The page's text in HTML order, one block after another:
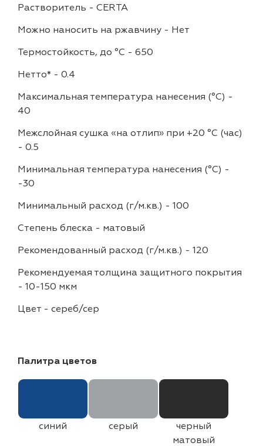
Растворитель - CERTA
Можно наносить на ржавчину - Нет
Термостойкость, до °C - 650
Нетто* - 0.4
Максимальная температура нанесения (°С) -
40
Межслойная сушка «на отлип» при +20 °С (час)
- 0.5
Минимальная температура нанесения (°С) -
-30
Минимальный расход (г/м.кв.) - 100
Степень блеска - матовый
Рекомендованный расход (г/м.кв.) - 120
Рекомендуемая толщина защитного покрытия
- 10-150 мкм
Цвет - сереб/сер
Палитра цветов
синий серый
черный
матовый